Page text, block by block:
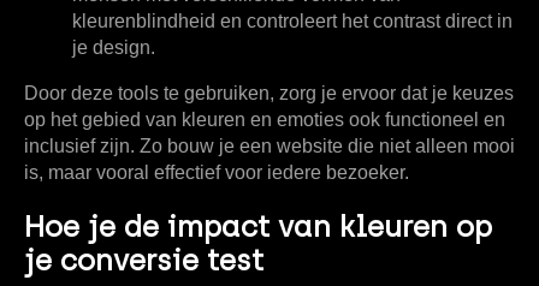
kleurenblindheid en controleert het contrast direct in
je design.
Door deze tools te gebruiken, zorg je ervoor dat je keuzes
op het gebied van kleuren en emoties ook functioneel en
inclusief zijn. Zo bouw je een website die niet alleen mooi
is, maar vooral effectief voor iedere bezoeker.
Hoe je de impact van kleuren op
je conversie test